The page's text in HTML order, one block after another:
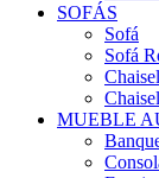
SOFÁS
Sofá
Sofá
MUEBLE